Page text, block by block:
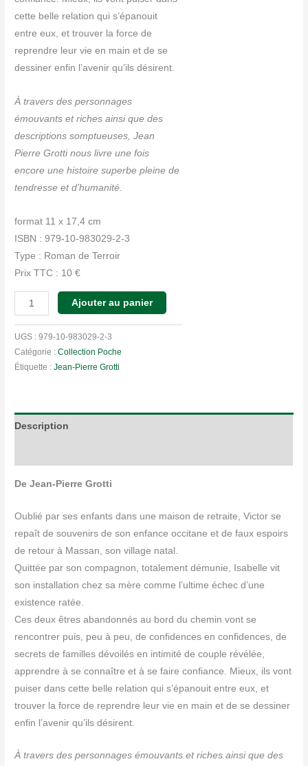
cette belle relation qui s’épanouit
entre eux, et trouver la force de
reprendre leur vie en main et de se
dessiner enfin l’avenir qu’ils désirent.
À travers des personnages
émouvants et riches ainsi que des
descriptions somptueuses, Jean
Pierre Grotti nous livre une fois
encore une histoire superbe pleine de
tendresse et d’humanité.
format 11 x 17,4 cm
ISBN : 979-10-983029-2-3
Type : Roman de Terroir
Prix TTC : 10 €
quantité
de
Je
pars
demain
Ajouter au panier
UGS :979-10-983029-2-3
Catégorie :Collection Poche
Étiquette :Jean-Pierre Grotti
Description
De Jean-Pierre Grotti
Oublié par ses enfants dans une maison de retraite, Victor se
repaît de souvenirs de son enfance occitane et de faux espoirs
de retour à Massan, son village natal.
Quittée par son compagnon, totalement démunie, Isabelle vit
son installation chez sa mère comme l’ultime échec d’une
existence ratée.
Ces deux êtres abandonnés au bord du chemin vont se
rencontrer puis, peu à peu, de confidences en confidences, de
secrets de familles dévoilés en intimité de couple révélée,
apprendre à se connaître et à se faire confiance. Mieux, ils vont
puiser dans cette belle relation qui s’épanouit entre eux, et
trouver la force de reprendre leur vie en main et de se dessiner
enfin l’avenir qu’ils désirent.
À travers des personnages émouvants et riches ainsi que des